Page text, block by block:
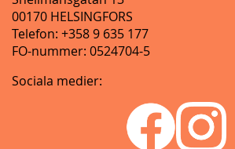
00170 HELSINGFORS
Telefon: +358 9 635 177
FO-nummer: 0524704-5
Sociala medier: